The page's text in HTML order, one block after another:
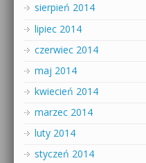
sierpień 2014
lipiec 2014
czerwiec 2014
maj 2014
kwiecień 2014
marzec 2014
luty 2014
styczeń 2014